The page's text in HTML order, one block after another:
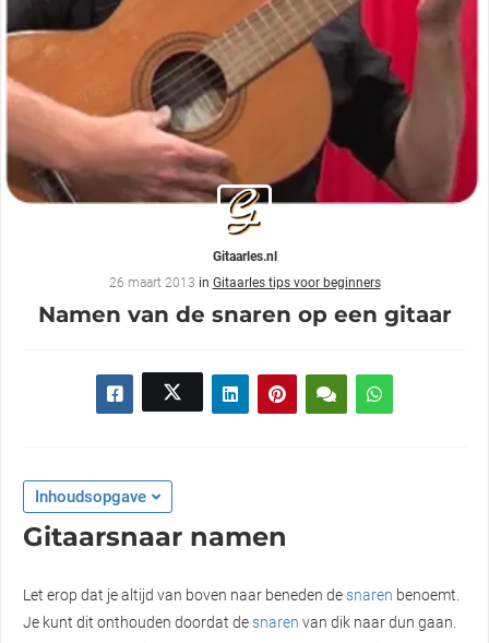
Gitaarles.nl
26 maart 2013 in Gitaarles tips voor beginners
Namen van de snaren op een gitaar
Inhoudsopgave
Gitaarsnaar namen
Let erop dat je altijd van boven naar beneden desnaren benoemt.
Je kunt dit onthouden doordat desnaren van dik naar dun gaan.